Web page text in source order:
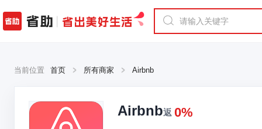
当前位置 首页 所有商家 Airbnb
Airbnb返 0%